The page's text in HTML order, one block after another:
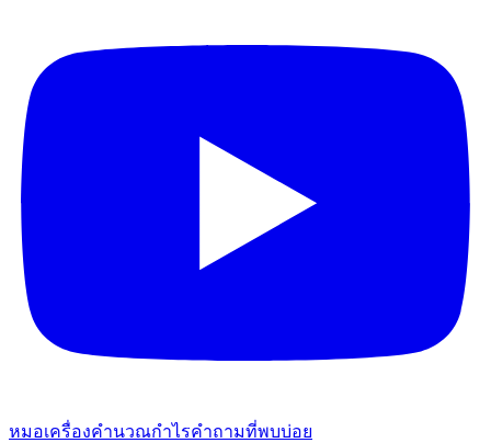
หมอเครื่องคำนวณกำไรคำถามที่พบบ่อย